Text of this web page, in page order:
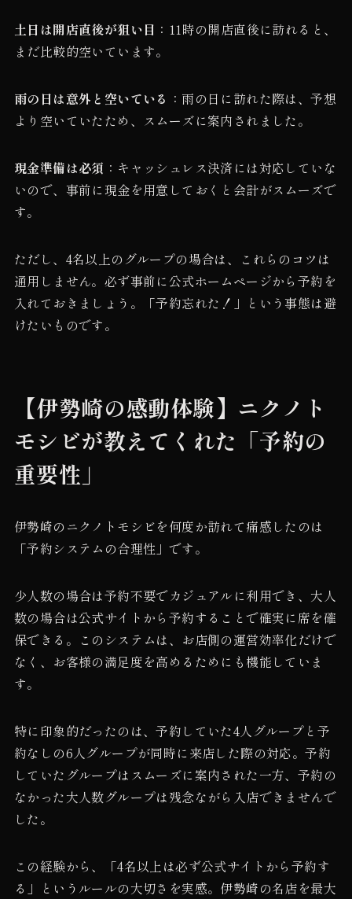
土日は開店直後が狙い目 ：11時の開店直後に訪れると、
まだ比較的空いています。
雨の日は意外と空いている ：雨の日に訪れた際は、予想
より空いていたため、スムーズに案内されました。
現金準備は必須 ：キャッシュレス決済には対応していな
いので、事前に現金を用意しておくと会計がスムーズで
す。
ただし、4名以上のグループの場合は、これらのコツは
通用しません。必ず事前に公式ホームページから予約を
入れておきましょう。「予約忘れた！」という事態は避
けたいものです。
【伊勢崎の感動体験】ニクノト
モシビが教えてくれた「予約の
重要性」
伊勢崎のニクノトモシビを何度か訪れて痛感したのは
「予約システムの合理性」です。
少人数の場合は予約不要でカジュアルに利用でき、大人
数の場合は公式サイトから予約することで確実に席を確
保できる。このシステムは、お店側の運営効率化だけで
なく、お客様の満足度を高めるためにも機能していま
す。
特に印象的だったのは、予約していた4人グループと予
約なしの6人グループが同時に来店した際の対応。予約
していたグループはスムーズに案内された一方、予約の
なかった大人数グループは残念ながら入店できませんで
した。
この経験から、「4名以上は必ず公式サイトから予約す
る」というルールの大切さを実感。伊勢崎の名店を最大